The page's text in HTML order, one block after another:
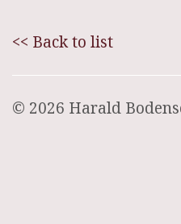
<< Back to list
© 2026 Harald